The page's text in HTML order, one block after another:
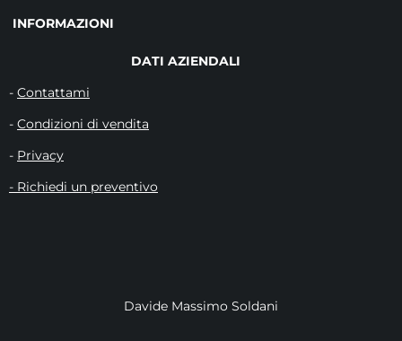
INFORMAZIONI
DATI AZIENDALI
- Contattami
- Condizioni di vendita
- Privacy
- Richiedi un preventivo
Davide Massimo Soldani